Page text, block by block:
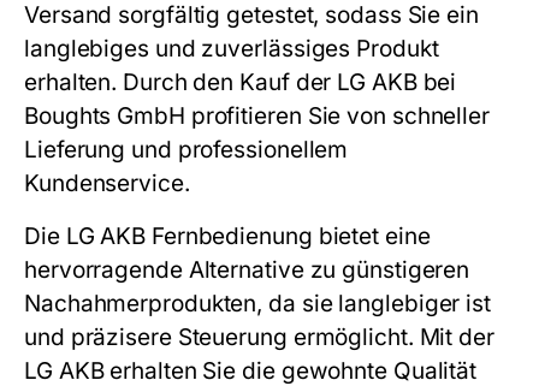
Versand sorgfältig getestet, sodass Sie ein
langlebiges und zuverlässiges Produkt
erhalten. Durch den Kauf der LG AKBbei
Boughts GmbH profitieren Sie von schneller
Lieferung und professionellem
Kundenservice.
Die LG AKB Fernbedienung bietet eine
hervorragende Alternative zu günstigeren
Nachahmerprodukten, da sie langlebiger ist
und präzisere Steuerung ermöglicht. Mit der
LG AKBerhalten Sie die gewohnte Qualität